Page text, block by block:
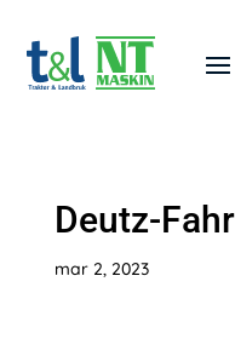
Deutz-
mar 2, 2023